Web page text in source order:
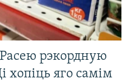
рэкордную
хопіць яго самім